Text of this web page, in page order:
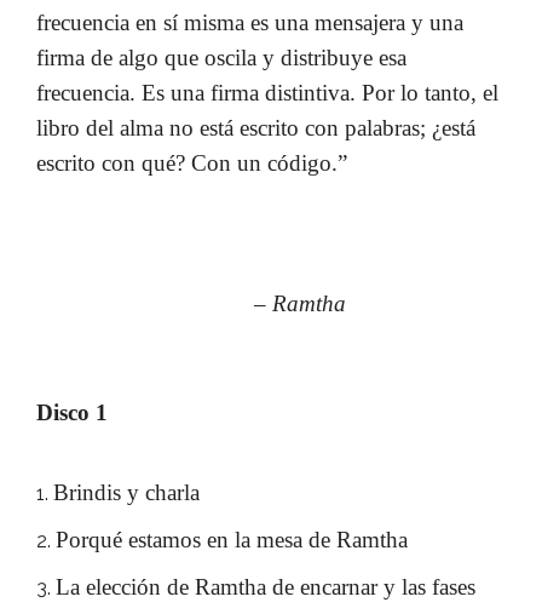
frecuencia en sí misma es una mensajera y una
firma de algo que oscila y distribuye esa
frecuencia. Es una firma distintiva. Por lo tanto, el
libro del alma no está escrito con palabras; ¿está
escrito con qué? Con un código.”
– Ramtha
Disco 1
Brindis y charla
Porqué estamos en la mesa de Ramtha
La elección de Ramtha de encarnar y las fases